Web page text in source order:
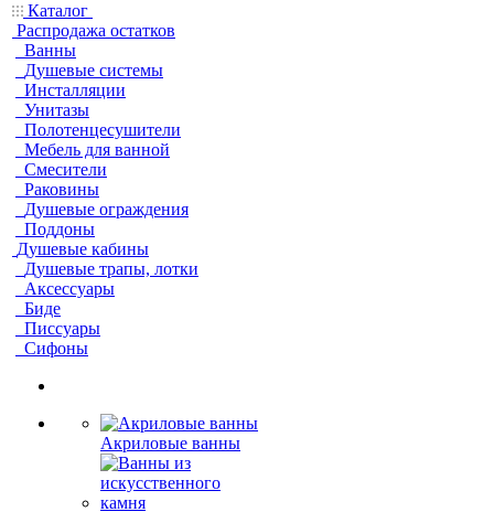
Каталог
Распродажа остатков
Ванны
Душевые системы
Инсталляции
Унитазы
Полотенцесушители
Мебель для ванной
Смесители
Раковины
Душевые ограждения
Поддоны
Душевые кабины
Душевые трапы, лотки
Аксессуары
Биде
Писсуары
Сифоны
Акриловые ванны